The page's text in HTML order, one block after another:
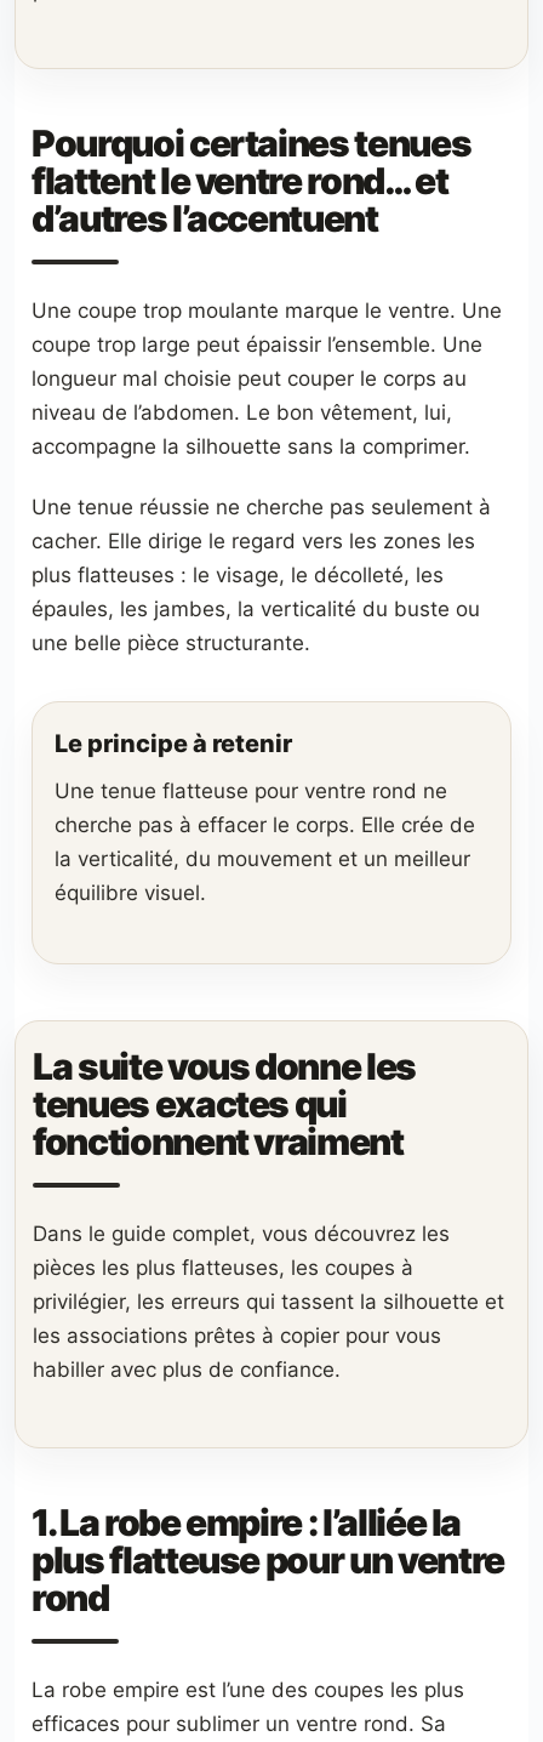
Pourquoi certaines tenues
flattent le ventre rond… et
d’autres l’accentuent
Une coupe trop moulante marque le ventre. Une
coupe trop large peut épaissir l’ensemble. Une
longueur mal choisie peut couper le corps au
niveau de l’abdomen. Le bon vêtement, lui,
accompagne la silhouette sans la comprimer.
Une tenue réussie ne cherche pas seulement à
cacher. Elle dirige le regard vers les zones les
plus flatteuses : le visage, le décolleté, les
épaules, les jambes, la verticalité du buste ou
une belle pièce structurante.
Le principe à retenir
Une tenue flatteuse pour ventre rond ne
cherche pas à effacer le corps. Elle crée de
la verticalité, du mouvement et un meilleur
équilibre visuel.
La suite vous donne les
tenues exactes qui
fonctionnent vraiment
Dans le guide complet, vous découvrez les
pièces les plus flatteuses, les coupes à
privilégier, les erreurs qui tassent la silhouette et
les associations prêtes à copier pour vous
habiller avec plus de confiance.
1. La robe empire : l’alliée la
plus flatteuse pour un ventre
rond
La robe empire est l’une des coupes les plus
efficaces pour sublimer un ventre rond. Sa